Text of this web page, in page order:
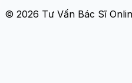
© 2026 Tư Vấn Bác Sĩ